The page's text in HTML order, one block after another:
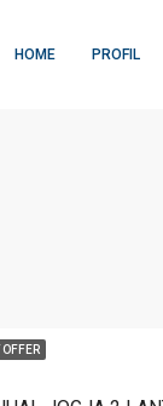
HOME PROFIL
OFFER